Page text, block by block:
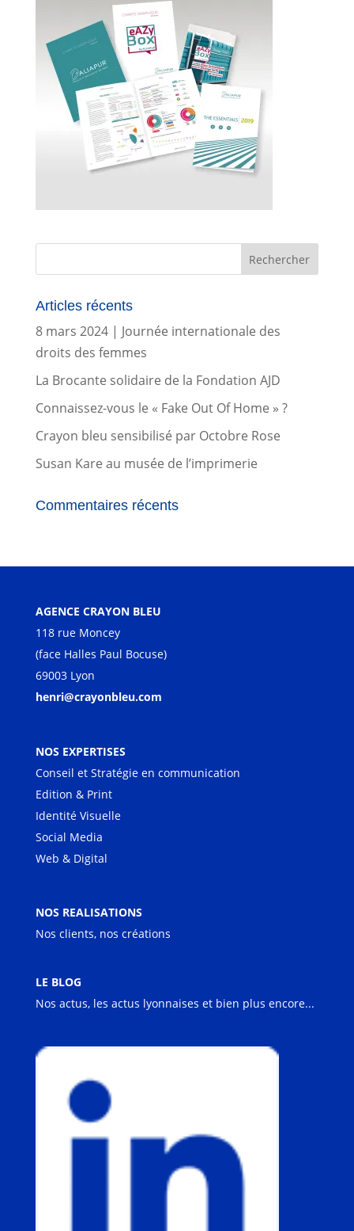
Articles récents
8 mars 2024 | Journée internationale des
droits des femmes
La Brocante solidaire de la Fondation AJD
Connaissez-vous le « Fake Out Of Home » ?
Crayon bleu sensibilisé par Octobre Rose
Susan Kare au musée de l’imprimerie
Commentaires récents
AGENCE CRAYON BLEU
118 rue Moncey
(face Halles Paul Bocuse)
69003 Lyon
henri@crayonbleu.com
NOS EXPERTISES
Conseil et Stratégie en communication
Edition & Print
Identité Visuelle
Social Media
Web & Digital
NOS REALISATIONS
Nos clients, nos créations
LE BLOG
Nos actus, les actus lyonnaises et bien plus encore...